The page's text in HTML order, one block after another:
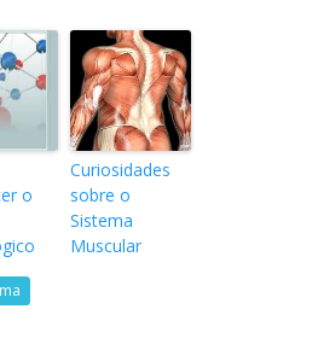
o
Curiosidades
sobre o
Sistema
Muscular